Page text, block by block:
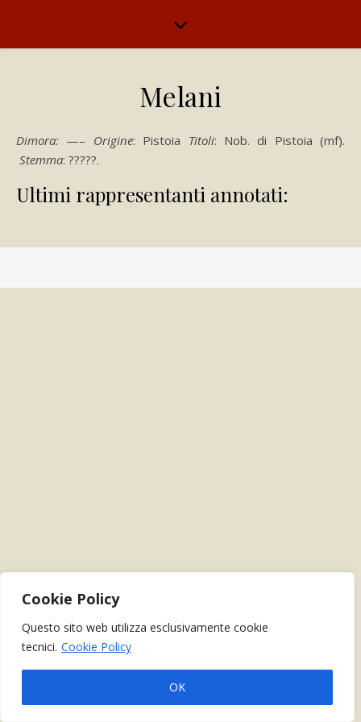
Cookie Policy
Questo sito web utilizza esclusivamente cookie
tecnici. Cookie Policy
OK
Melani
Dimora: —– Origine: Pistoia Titoli: Nob. di Pistoia (mf).
Stemma: ?????.
Ultimi rappresentanti annotati: